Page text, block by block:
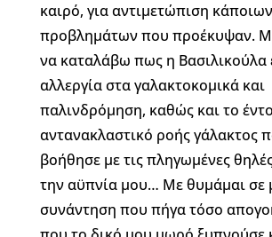
καιρό, για αντιμετώπιση κάποιων
προβλημάτων που προέκυψαν.
να καταλάβω πως η Βασιλικούλα
αλλεργία στα γαλακτοκομικά και
παλινδρόμηση, καθώς και το
αντανακλαστικό ροής γάλακτος
βοήθησε με τις πληγωμένες
την αϋπνία μου… Με θυμάμαι σε
συνάντηση που πήγα τόσο